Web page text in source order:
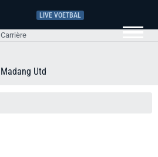
LIVE VOETBAL
Carrière
Madang Utd